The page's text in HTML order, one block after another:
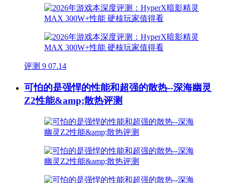
评测 9 07.14
可怕的是强悍的性能和超强的散热--深海幽灵
Z2性能&amp;散热评测